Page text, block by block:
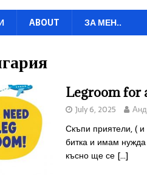
ABOUT ЗА МЕН..
Legroom for
July 6, 2025
Скъпи приятели, (
битка и имам
късно ще се […]